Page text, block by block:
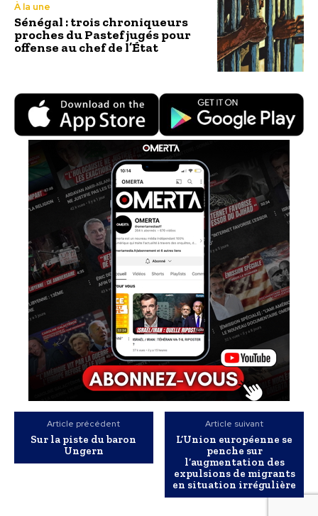
À la une
Sénégal : trois chroniqueurs
proches du Pastef jugés pour
offense au chef de l’État
Article précédent
Sur la piste du baron
Ungern
Article suivant
L’Union européenne se
penche sur
l’augmentation des
expulsions de migrants
en situation irrégulière